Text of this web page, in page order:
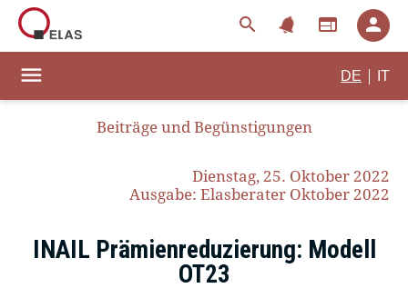
search notifications web person
menu DE IT
Beiträge und Begünstigungen
Dienstag, 25. Oktober 2022
Ausgabe: Elasberater Oktober 2022
INAIL Prämienreduzierung: Modell
OT23